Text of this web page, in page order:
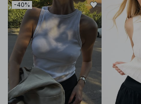
-40%